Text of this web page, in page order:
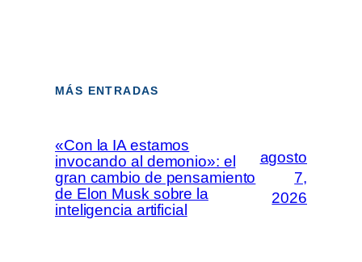
MÁS ENTRADAS
«Con la IA estamos
invocando al demonio»: el
gran cambio de pensamiento
de Elon Musk sobre la
inteligencia artificial
agosto
7,
2026